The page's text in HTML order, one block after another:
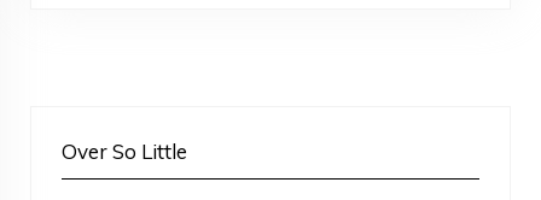
Over So Little